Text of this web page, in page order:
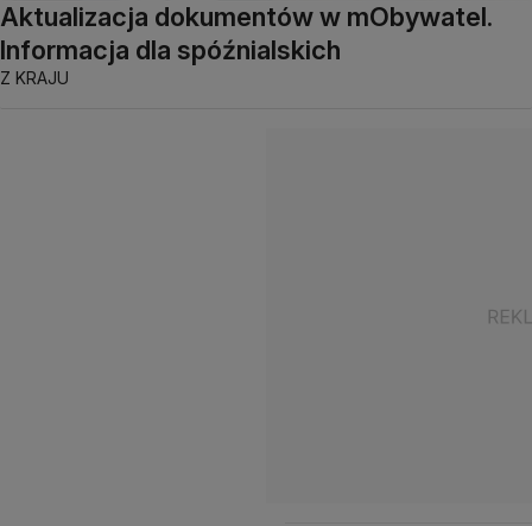
Aktualizacja dokumentów w mObywatel.
Informacja dla spóźnialskich
Z KRAJU